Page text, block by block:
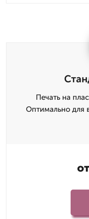
Печать на
Оптимально для